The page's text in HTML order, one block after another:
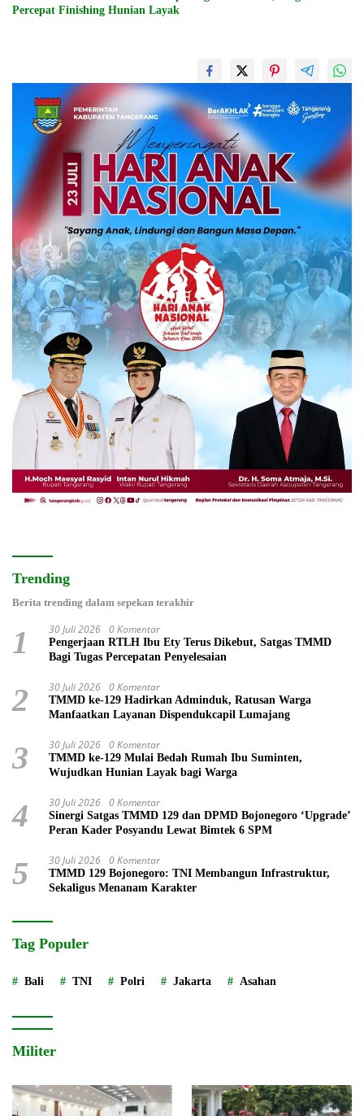
Percepat Finishing Hunian Layak
Trending
Berita trending dalam sepekan terakhir
1 30 Juli 2026 0 Komentar
Pengerjaan RTLH Ibu Ety Terus Dikebut, Satgas TMMD
Bagi Tugas Percepatan Penyelesaian
2 30 Juli 2026 0 Komentar
TMMD ke-129 Hadirkan Adminduk, Ratusan Warga
Manfaatkan Layanan Dispendukcapil Lumajang
3 30 Juli 2026 0 Komentar
TMMD ke-129 Mulai Bedah Rumah Ibu Suminten,
Wujudkan Hunian Layak bagi Warga
4 30 Juli 2026 0 Komentar
Sinergi Satgas TMMD 129 dan DPMD Bojonegoro ‘Upgrade’
Peran Kader Posyandu Lewat Bimtek 6 SPM
5 30 Juli 2026 0 Komentar
TMMD 129 Bojonegoro: TNI Membangun Infrastruktur,
Sekaligus Menanam Karakter
Tag Populer
Bali TNI Polri Jakarta Asahan
Militer